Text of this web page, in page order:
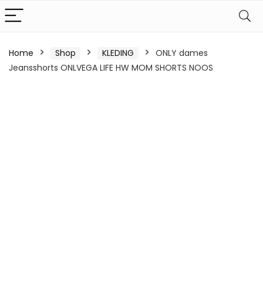
Home Shop KLEDING
ONLY dames
Jeansshorts ONLVEGA LIFE HW MOM SHORTS NOOS